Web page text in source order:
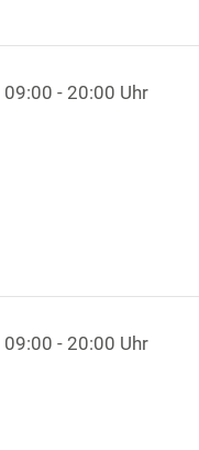
09:00 - 20:00 Uhr
09:00 - 20:00 Uhr